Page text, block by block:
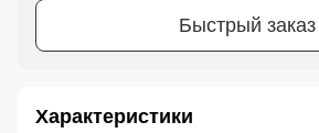
Быстрый заказ
Характеристики